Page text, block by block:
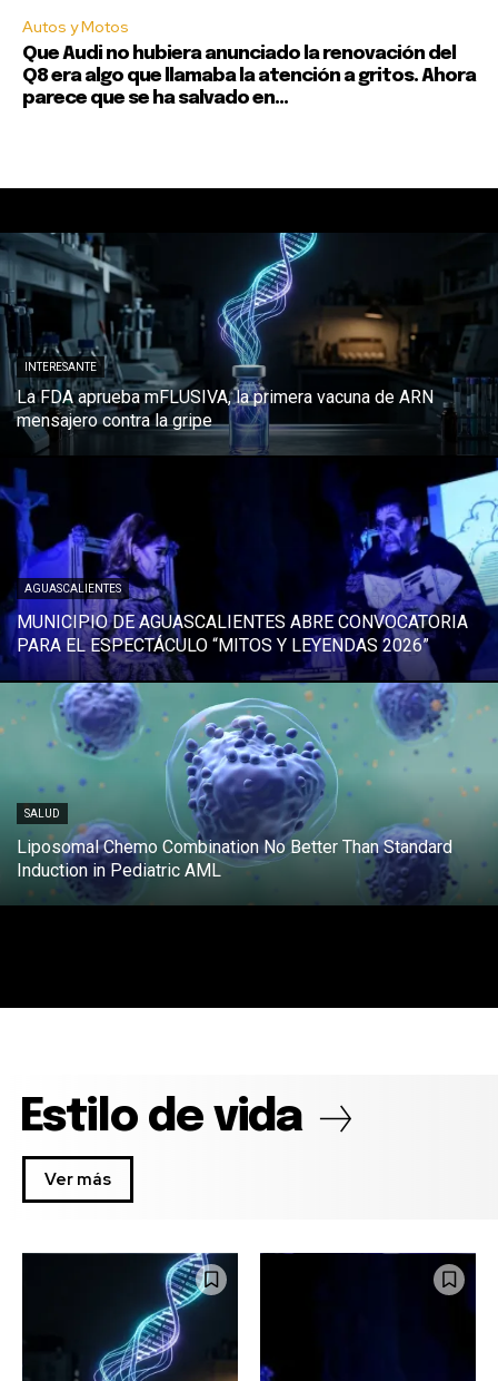
Autos y Motos
Que Audi no hubiera anunciado la renovación del
Q8 era algo que llamaba la atención a gritos. Ahora
parece que se ha salvado en...
INTERESANTE
La FDA aprueba mFLUSIVA, la primera vacuna de ARN
mensajero contra la gripe
AGUASCALIENTES
MUNICIPIO DE AGUASCALIENTES ABRE CONVOCATORIA
PARA EL ESPECTÁCULO “MITOS Y LEYENDAS 2026”
SALUD
Liposomal Chemo Combination No Better Than Standard
Induction in Pediatric AML
Estilo de vida
Ver más